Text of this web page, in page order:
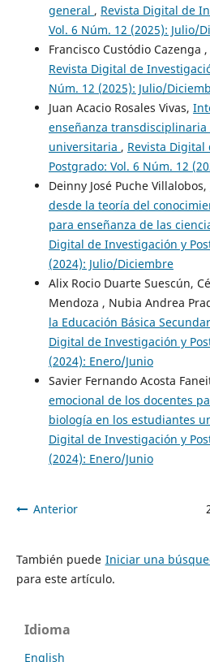
general , Revista Digital de
Vol. 6 Núm. 12 (2025): Julio/
Francisco Custódio Cazenga ,
Revista Digital de
Núm. 12 (2025): Julio/
Juan Acacio Rosales Vivas,
enseñanza transdisciplinaria
universitaria , Revista
Postgrado: Vol. 6 Núm. 12
Deinny José Puche Villalobos,
desde la teoría del
para enseñanza de las
Digital de Investigación y
(2024): Julio/Diciembre
Alix Rocio Duarte Suescún,
Mendoza , Nubia Andrea
la Educación Básica
Digital de Investigación y
(2024): Enero/Junio
Savier Fernando Acosta
emocional de los docentes
biología en los estudiantes
Digital de Investigación y
(2024): Enero/Junio
Anterior
También puede Iniciar una
para este artículo.
Idioma
English